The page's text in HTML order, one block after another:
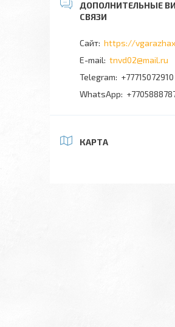
https://
tnvd02@mail.ru
+77715072910
КАРТА